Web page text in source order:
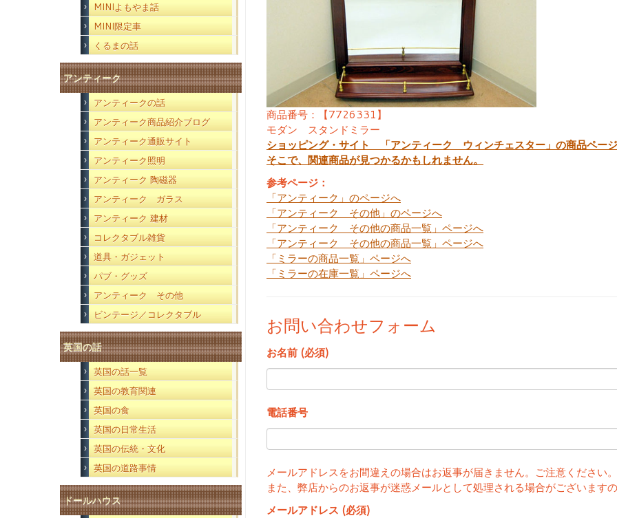
MINIよもやま話
MINI限定車
くるまの話
アンティーク
アンティークの話
アンティーク商品紹介ブログ
アンティーク通販サイト
アンティーク照明
アンティーク 陶磁器
アンティーク ガラス
アンティーク 建材
コレクタブル雑貨
道具・ガジェット
パブ・グッズ
アンティーク その他
ビンテージ／コレクタブル
英国の話
英国の話一覧
英国の教育関連
英国の食
英国の日常生活
英国の伝統・文化
英国の道路事情
ドールハウス
商品番号：【7726331】
モダン スタンドミラー
ショッピング・サイト 「アンティーク ウィンチェスター」の商品ページ
そこで、関連商品が見つかるかもしれません。
参考ページ：
「アンティーク」のページへ
「アンティーク その他」のページへ
「アンティーク その他の商品一覧」ページへ
「アンティーク その他の商品一覧」ページへ
「ミラーの商品一覧」ページへ
「ミラーの在庫一覧」ページへ
お問い合わせフォーム
お名前 (必須)
電話番号
メールアドレスをお間違えの場合はお返事が届きません。ご注意ください。
また、弊店からのお返事が迷惑メールとして処理される場合がございます
メールアドレス (必須)